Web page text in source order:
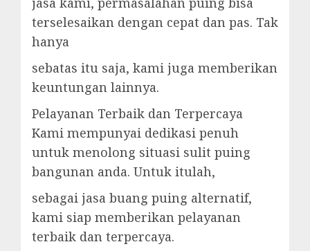
terselesaikan dengan cepat dan pas. Tak
hanya
sebatas itu saja, kami juga memberikan
keuntungan lainnya.
Pelayanan Terbaik dan Terpercaya
Kami mempunyai dedikasi penuh
untuk menolong situasi sulit puing
bangunan anda. Untuk itulah,
sebagai jasa buang puing alternatif,
kami siap memberikan pelayanan
terbaik dan terpercaya.